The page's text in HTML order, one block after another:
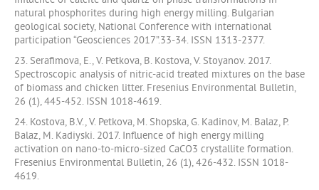
natural phosphorites during high energy milling. Bulgarian
geological society, National Conference with international
participation “Geosciences 2017”.33-34. ISSN 1313-2377.
23. Serafimova, Е., V. Petkova, B. Kostova, V. Stoyanov. 2017.
Spectroscopic analysis of nitric-acid treated mixtures on the base
of biomass and chicken litter. Fresenius Environmental Bulletin,
26 (1), 445-452. ISSN 1018-4619.
24. Kostova, B.V., V. Petkova, M. Shopska, G. Kadinov, M. Balaz, P.
Balaz, M. Kadiyski. 2017. Influence of high energy milling
activation on nano-to-micro-sized CaCO3 crystallite formation.
Fresenius Environmental Bulletin, 26 (1), 426-432. ISSN 1018-
4619.